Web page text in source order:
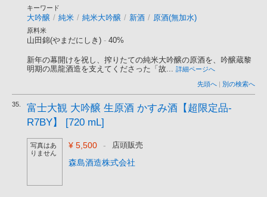
キーワード
大吟醸 / 純米 / 純米大吟醸 / 新酒 / 原酒(無加水)
原料米
山田錦(やまだにしき) - 40%
新年の幕開けを祝し、搾りたての純米大吟醸の原酒を、吟醸蔵黎
明期の黒龍酒造を支えてくださった「故... 詳細ページへ
先頭へ | 別の検索へ
35.
富士大観 大吟醸 生原酒 かすみ酒【超限定品-
R7BY】 [720 mL]
写真はあ
りません
¥ 5,500 - 店頭販売
森島酒造株式会社